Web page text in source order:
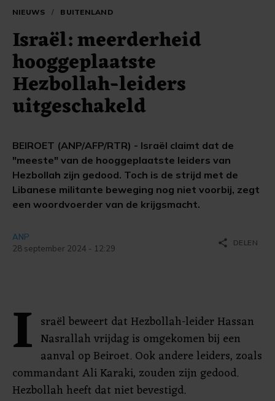
NIEUWS / BUITENLAND
Israël: meerderheid
hooggeplaatste
Hezbollah-leiders
uitgeschakeld
BEIROET (ANP/AFP/RTR) - Israël claimt dat de
"meeste" van de hooggeplaatste leiders van
Hezbollah zijn gedood. Toch is de strijd met de
Libanese militante beweging nog niet voorbij, zegt
een woordvoerder van de krijgsmacht.
ANP
28 september 2024 - 12:29
share DELEN
I sraël beweert dat Hezbollah-leider Hassan
Nasrallah vrijdag is omgekomen bij een
aanval op Beiroet. Ook andere leiders, zoals
commandant Ali Karaki, zouden zijn gedood.
Hezbollah heeft dat niet bevestigd.